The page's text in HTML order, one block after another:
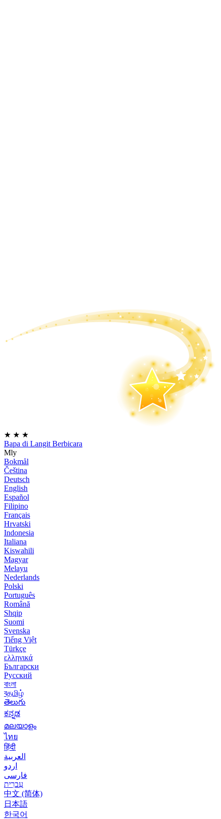
★ ★ ★
Bapa di Langit Berbicara
Mly
Bokmål
Čeština
Deutsch
English
Español
Filipino
Français
Hrvatski
Indonesia
Italiana
Kiswahili
Magyar
Melayu
Nederlands
Polski
Português
Română
Shqip
Suomi
Svenska
Tiếng Việt
Türkçe
ελληνικά
Български
Русский
বাংলা
বதமிழ்
తెలుగు
ಕನ್ನಡ
മലയാളം
ไทย
हिंदी
العربية
اردو
فارسی
עִברִית
中文 (简体)
日本語
한국어